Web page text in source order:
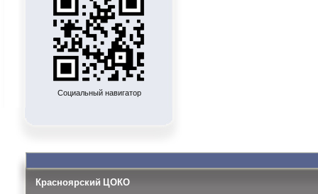
Социальный навигатор
Красноярский ЦОКО